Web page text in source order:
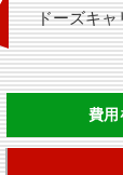
ドーズキャ
費用